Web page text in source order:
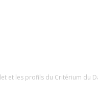
et les profils du Critérium du